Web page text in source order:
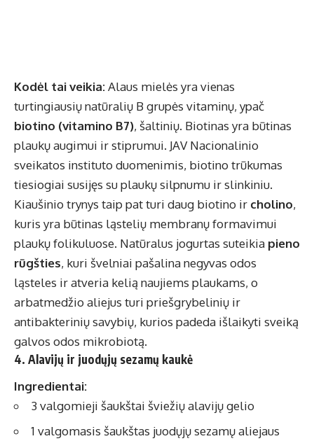
Kodėl tai veikia:Alaus mielės yra vienas
turtingiausių natūralių B grupės vitaminų, ypač
biotino (vitamino B7), šaltinių. Biotinas yra būtinas
plaukų augimui ir stiprumui. JAV Nacionalinio
sveikatos instituto duomenimis, biotino trūkumas
tiesiogiai susijęs su plaukų silpnumu ir slinkiniu.
Kiaušinio trynys taip pat turi daug biotino ir cholino,
kuris yra būtinas ląstelių membranų formavimui
plaukų folikuluose. Natūralus jogurtas suteikia pieno
rūgšties, kuri švelniai pašalina negyvas odos
ląsteles ir atveria kelią naujiems plaukams, o
arbatmedžio aliejus turi priešgrybelinių ir
antibakterinių savybių, kurios padeda išlaikyti sveiką
galvos odos mikrobiotą.
4. Alavijų ir juodųjų sezamų kaukė
Ingredientai:
3 valgomieji šaukštai šviežių alavijų gelio
1 valgomasis šaukštas juodųjų sezamų aliejaus